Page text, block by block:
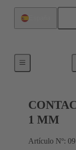
1 MM
Artículo Nº: